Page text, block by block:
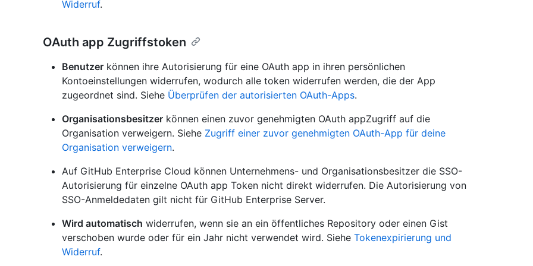
Widerruf.
OAuth app Zugriffstoken
Benutzer können ihre Autorisierung für eine OAuth app in ihren persönlichen
Kontoeinstellungen widerrufen, wodurch alle token widerrufen werden, die der App
zugeordnet sind. Siehe Überprüfen der autorisierten OAuth-Apps.
Organisationsbesitzer können einen zuvor genehmigten OAuth appZugriff auf die
Organisation verweigern. Siehe Zugriff einer zuvor genehmigten OAuth-App für deine
Organisation verweigern.
Auf GitHub Enterprise Cloud können Unternehmens- und Organisationsbesitzer die SSO-
Autorisierung für einzelne OAuth app Token nicht direkt widerrufen. Die Autorisierung von
SSO-Anmeldedaten gilt nicht für GitHub Enterprise Server.
Wird automatisch widerrufen, wenn sie an ein öffentliches Repository oder einen Gist
verschoben wurde oder für ein Jahr nicht verwendet wird. Siehe Tokenexpirierung und
Widerruf.